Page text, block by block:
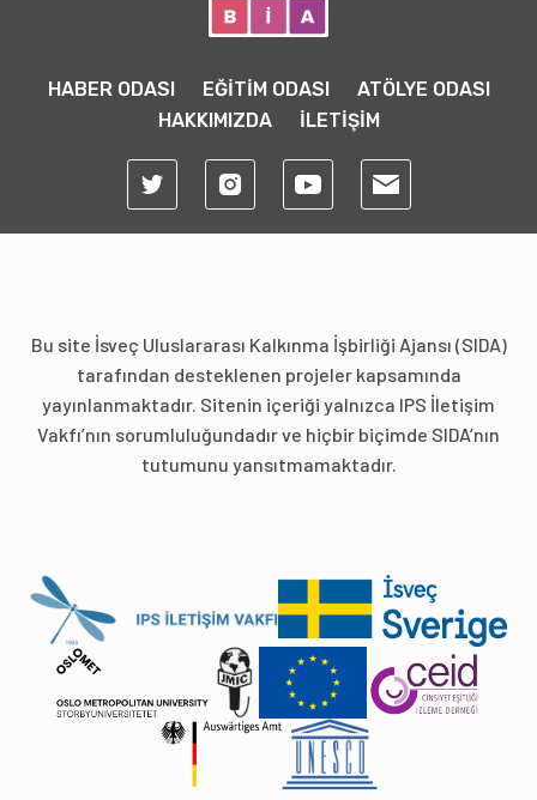
HABER ODASI EĞİTİM ODASI
ATÖLYE ODASI
HAKKIMIZDA
İLETİŞİM
Bu site İsveç Uluslararası Kalkınma İşbirliği Ajansı (SIDA)
tarafından desteklenen projeler kapsamında
yayınlanmaktadır. Sitenin içeriği yalnızca IPS İletişim
Vakfı’nın sorumluluğundadır ve hiçbir biçimde SIDA’nın
tutumunu yansıtmamaktadır.